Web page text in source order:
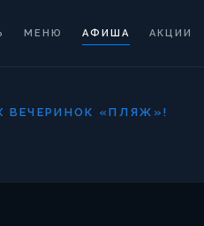
МЕНЮ АФИША АКЦИИ
ВЕЧЕРИНОК «ПЛЯЖ»!